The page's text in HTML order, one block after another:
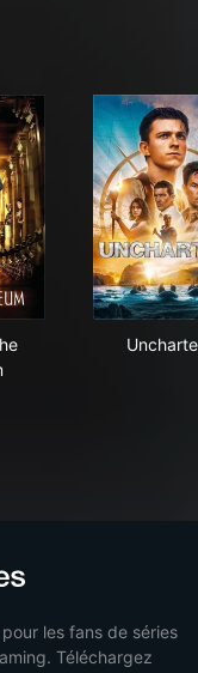
les fans de séries
Téléchargez